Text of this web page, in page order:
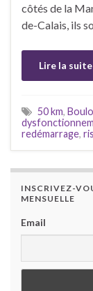
côtés de la
de-Calais, ils
Lire la suite
50 km,
redémarrage,
INSCRIVEZ-
MENSUELLE
Email